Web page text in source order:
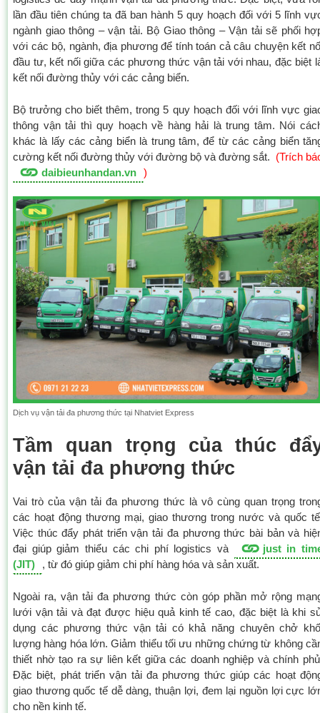
lần đầu tiên chúng ta đã ban hành 5 quy hoạch đối với 5 lĩnh
ngành giao thông – vận tải. Bộ Giao thông – Vận tải sẽ phối
với các bộ, ngành, địa phương để tính toán cả câu chuyện kết
đầu tư, kết nối giữa các phương thức vận tải với nhau, đặc biệt
kết nối đường thủy với các cảng biển.
Bộ trưởng cho biết thêm, trong 5 quy hoạch đối với lĩnh vực
thông vận tải thì quy hoạch về hàng hải là trung tâm. Nói
khác là lấy các cảng biển là trung tâm, để từ các cảng biển
cường kết nối đường thủy với đường bộ và đường sắt. (Trích
daibieunhandan.vn )
Dịch vụ vận tải đa phương thức tại Nhatviet Express
Tầm quan trọng của thúc
vận tải đa phương thức
Vai trò của vận tải đa phương thức là vô cùng quan trọng
các hoạt động thương mại, giao thương trong nước và quốc
Việc thúc đẩy phát triển vận tải đa phương thức bài bản và
đại giúp giảm thiểu các chi phí logistics và
just in
(JIT)
, từ đó giúp giảm chi phí hàng hóa và sản xuất.
Ngoài ra, vận tải đa phương thức còn góp phần mở rộng
lưới vận tải và đạt được hiệu quả kinh tế cao, đặc biệt là khi
dụng các phương thức vận tải có khả năng chuyên chở
lượng hàng hóa lớn. Giảm thiểu tối ưu những chứng từ không
thiết nhờ tạo ra sự liên kết giữa các doanh nghiệp và chính
Đặc biệt, phát triển vận tải đa phương thức giúp các hoạt
giao thương quốc tế dễ dàng, thuận lợi, đem lại nguồn lợi cực
cho nền kinh tế.